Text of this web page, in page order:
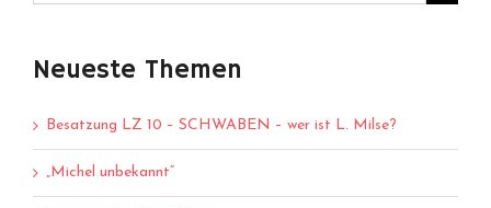
Neueste Themen
Besatzung LZ 10 – SCHWABEN – wer ist L. Milse?
„Michel unbekannt“